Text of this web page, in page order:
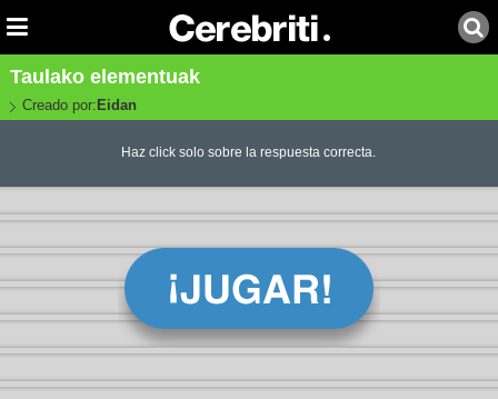
Taulako elementuak
Creado por: Eidan
Haz click solo sobre la respuesta correcta.